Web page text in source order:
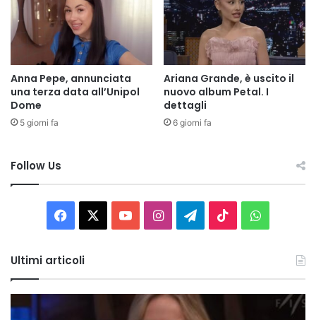
Anna Pepe, annunciata
una terza data all’Unipol
Dome
5 giorni fa
Ariana Grande, è uscito il
nuovo album Petal. I
dettagli
6 giorni fa
Follow Us
Facebook You InstagramTelegram
TikTok
Ultimi articoli